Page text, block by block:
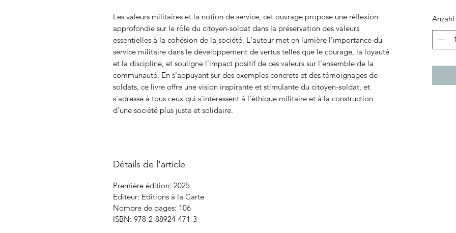
Les valeurs militaires et la notion de service, cet ouvrage propose une réflexion
approfondie sur le rôle du citoyen-soldat dans la préservation des valeurs
essentielles à la cohésion de la société. L'auteur met en lumière l'importance du
service militaire dans le développement de vertus telles que le courage, la loyauté
et la discipline, et souligne l'impact positif de ces valeurs sur l'ensemble de la
communauté. En s'appuyant sur des exemples concrets et des témoignages de
soldats, ce livre offre une vision inspirante et stimulante du citoyen-soldat, et
s'adresse à tous ceux qui s'intéressent à l'éthique militaire et à la construction
d'une société plus juste et solidaire.
Détails de l'article
Première édition: 2025
Editeur: Editions à la Carte
Nombre de pages: 106
ISBN: 978-2-88924-471-3
Anzahl